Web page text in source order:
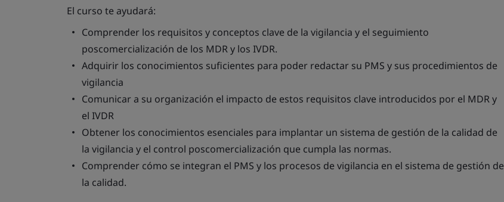
El curso te ayudará:
Comprender los requisitos y conceptos clave de la vigilancia y el seguimiento
poscomercialización de los MDR y los IVDR.
Adquirir los conocimientos suficientes para poder redactar su PMS y sus procedimientos de
vigilancia
Comunicar a su organización el impacto de estos requisitos clave introducidos por el MDR y
el IVDR
Obtener los conocimientos esenciales para implantar un sistema de gestión de la calidad de
la vigilancia y el control poscomercialización que cumpla las normas.
Comprender cómo se integran el PMS y los procesos de vigilancia en el sistema de gestión de
la calidad.